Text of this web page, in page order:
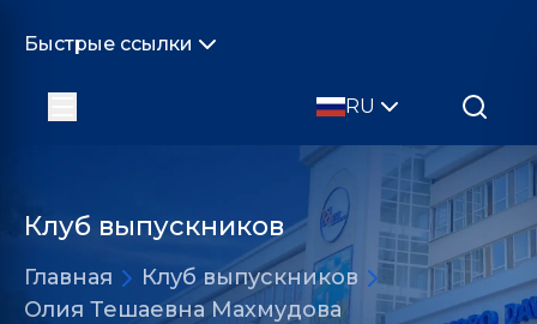
Быстрые ссылки
RU
Клуб выпускников
Главная
Клуб выпускников
Олия Тешаевна Махмудова